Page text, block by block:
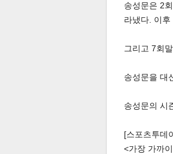
송성문은 2
라냈다. 이
그리고 7회
송성문을 대
송성문의 시
[스포츠투데
<가장 가까